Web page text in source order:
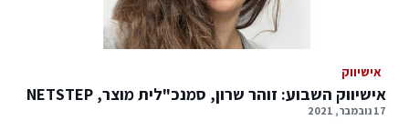
אישיווק
אישיווק השבוע: זוהר שרון, סמנכ"לית מוצר, NETSTEP
17 נובמבר, 2021